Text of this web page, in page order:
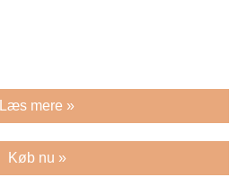
Læs mere »
Køb nu »